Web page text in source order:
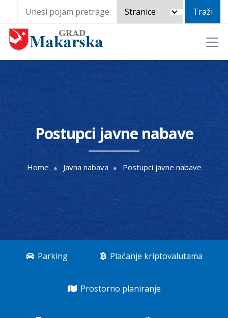
Postupci javne nabave
Home Javna nabava Postupci javne nabave
Parking Plaćanje kriptovalutama
Prostorno planiranje